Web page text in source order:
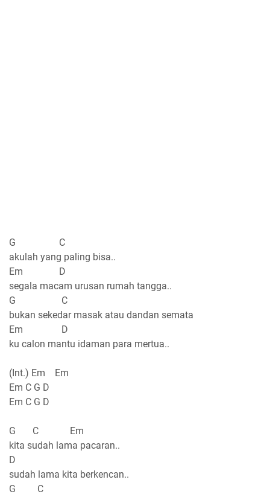
G C
akulah yang paling bisa..
Em D
segala macam urusan rumah tangga..
G C
bukan sekedar masak atau dandan semata
Em D
ku calon mantu idaman para mertua..
(Int.) Em Em
Em C G D
Em C G D
G C Em
kita sudah lama pacaran..
D
sudah lama kita berkencan..
G C